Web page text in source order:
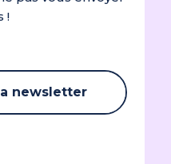
!
newsletter